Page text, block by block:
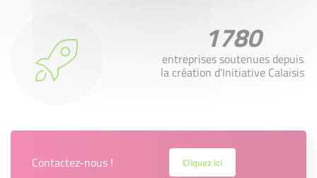
1780
entreprises soutenues depuis
la création d'Initiative Calaisis
Contactez-nous ! Cliquez ici